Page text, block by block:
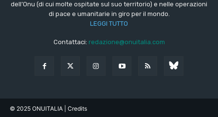
dell’Onu (di cui molte ospitate sul suo territorio) e nelle operazioni
di pace e umanitarie in giro per il mondo.
LEGGI TUTTO
Contattaci: redazione@onuitalia.com
© 2025 ONUITALIA | Credits